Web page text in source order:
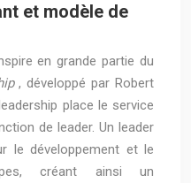
et modèle de
en grande partie du
, développé par Robert
place le service
de leader. Un leader
le développement et le
créant ainsi un